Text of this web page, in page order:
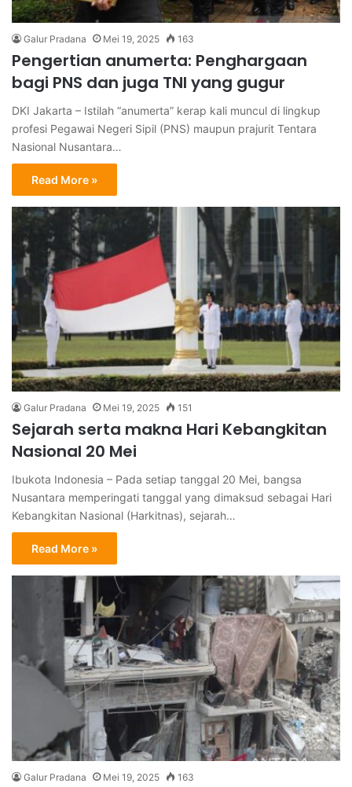
Galur Pradana Mei 19, 2025 163
Pengertian anumerta: Penghargaan
bagi PNS dan juga TNI yang gugur
DKI Jakarta – Istilah “anumerta” kerap kali muncul di lingkup
profesi Pegawai Negeri Sipil (PNS) maupun prajurit Tentara
Nasional Nusantara…
Read More »
Galur Pradana Mei 19, 2025 151
Sejarah serta makna Hari Kebangkitan
Nasional 20 Mei
Ibukota Indonesia – Pada setiap tanggal 20 Mei, bangsa
Nusantara memperingati tanggal yang dimaksud sebagai Hari
Kebangkitan Nasional (Harkitnas), sejarah…
Read More »
Galur Pradana Mei 19, 2025 163